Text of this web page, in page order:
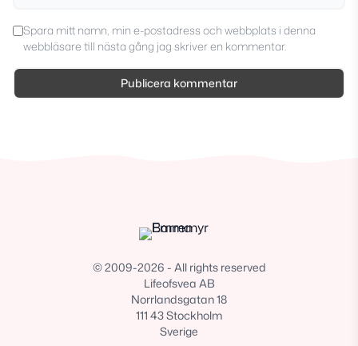
Spara mitt namn, min e-postadress och webbplats i denna
webbläsare till nästa gång jag skriver en kommentar.
© 2009-2026 - All rights reserved
Lifeofsvea AB
Norrlandsgatan 18
111 43 Stockholm
Sverige